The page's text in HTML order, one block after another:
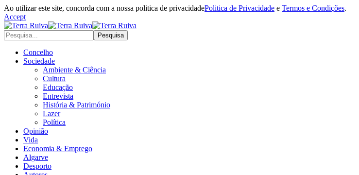
Ao utilizar este site, concorda com a nossa politica de privacidadePolitica de Privacidade e Termos e Condições.
Accept
Concelho
Sociedade
Ambiente & Ciência
Cultura
Educação
Entrevista
História & Património
Lazer
Política
Opinião
Vida
Economia & Emprego
Algarve
Desporto